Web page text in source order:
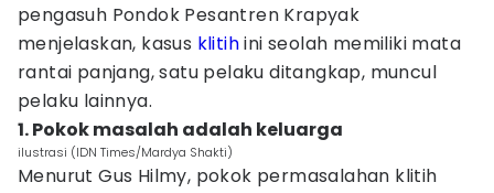
pengasuh Pondok Pesantren Krapyak
menjelaskan, kasus klitihini seolah memiliki mata
rantai panjang, satu pelaku ditangkap, muncul
pelaku lainnya.
1. Pokok masalah adalah keluarga
ilustrasi (IDN Times/Mardya Shakti)
Menurut Gus Hilmy, pokok permasalahan klitih